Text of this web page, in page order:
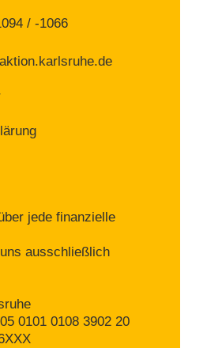
/ -1066
jede finanzielle
ausschließlich
0101 0108 3902 20